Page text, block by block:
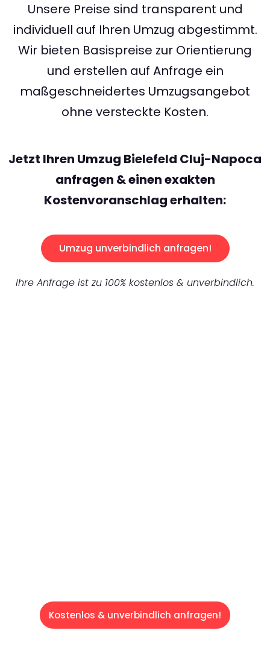
Unsere Preise sind transparent und
individuell auf Ihren Umzug abgestimmt.
Wir bieten Basispreise zur Orientierung
und erstellen auf Anfrage ein
maßgeschneidertes Umzugsangebot
ohne versteckte Kosten.
Jetzt Ihren Umzug Bielefeld Cluj-Napoca
anfragen & einen exakten
Kostenvoranschlag erhalten:
Umzug unverbindlich anfragen!
Ihre Anfrage ist zu 100% kostenlos & unverbindlich.
Kostenlos & unverbindlich anfragen!